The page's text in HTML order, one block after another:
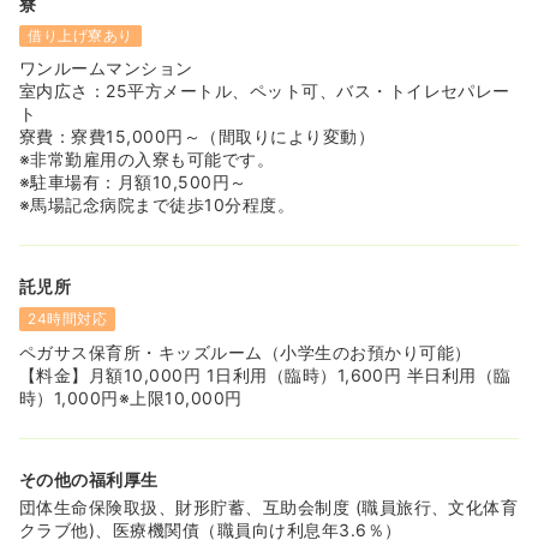
寮
借り上げ寮あり
ワンルームマンション
室内広さ：25平方メートル、ペット可、バス・トイレセパレー
ト
寮費：寮費15,000円～（間取りにより変動）
※非常勤雇用の入寮も可能です。
※駐車場有：月額10,500円～
※馬場記念病院まで徒歩10分程度。
託児所
24時間対応
ペガサス保育所・キッズルーム（小学生のお預かり可能）
【料金】月額10,000円 1日利用（臨時）1,600円 半日利用（臨
時）1,000円※上限10,000円
その他の福利厚生
団体生命保険取扱、財形貯蓄、互助会制度 (職員旅行、文化体育
クラブ他)、医療機関債（職員向け利息年3.6％）